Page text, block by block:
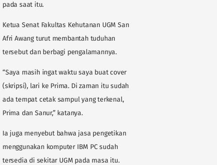
pada saat itu.
Ketua Senat Fakultas Kehutanan UGM San
Afri Awang turut membantah tuduhan
tersebut dan berbagi pengalamannya.
“Saya masih ingat waktu saya buat cover
(skripsi), lari ke Prima. Di zaman itu sudah
ada tempat cetak sampul yang terkenal,
Prima dan Sanur,” katanya.
Ia juga menyebut bahwa jasa pengetikan
menggunakan komputer IBM PC sudah
tersedia di sekitar UGM pada masa itu.